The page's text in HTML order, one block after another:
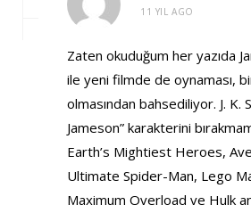
11 YIL AGO
Zaten okuduğum her yazıda
ile yeni filmde de oynaması,
olmasından bahsediliyor. J. K.
Jameson” karakterini
Earth’s Mightiest Heroes,
Ultimate Spider-Man, Lego
Maximum Overload ve Hulk